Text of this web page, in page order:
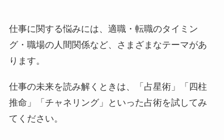
仕事に関する悩みには、適職・転職のタイミン
グ・職場の人間関係など、さまざまなテーマがあ
ります。
仕事の未来を読み解くときは、「占星術」「四柱
推命」「チャネリング」といった占術を試してみ
てください。